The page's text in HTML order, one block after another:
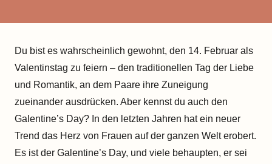
Du bist es wahrscheinlich gewohnt, den 14. Februar als
Valentinstag zu feiern – den traditionellen Tag der Liebe
und Romantik, an dem Paare ihre Zuneigung
zueinander ausdrücken. Aber kennst du auch den
Galentine’s Day? In den letzten Jahren hat ein neuer
Trend das Herz von Frauen auf der ganzen Welt erobert.
Es ist der Galentine’s Day, und viele behaupten, er sei